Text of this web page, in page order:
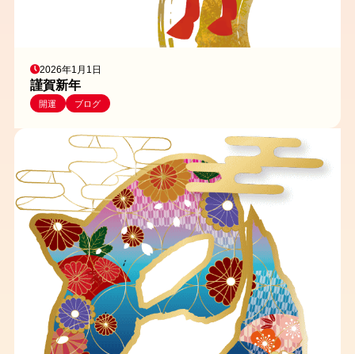
2026年1月1日
謹賀新年
開運 ブログ